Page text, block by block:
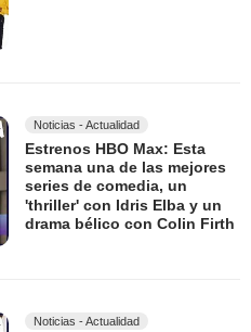
Noticias - Actualidad
Estrenos HBO Max: Esta
semana una de las mejores
series de comedia, un
'thriller' con Idris Elba y un
drama bélico con Colin Firth
Noticias - Actualidad